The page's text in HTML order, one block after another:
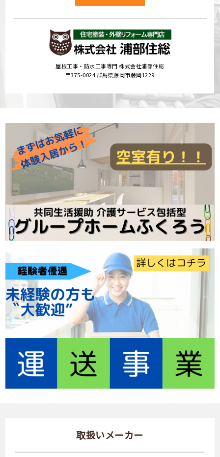
屋根工事・防水工事専門 株式会社浦部住総
〒375-0024 群馬県藤岡市藤岡1229
取扱いメーカー